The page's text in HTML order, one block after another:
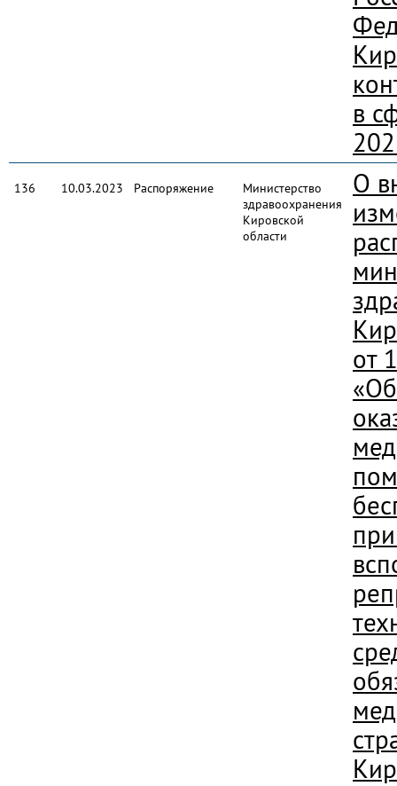
в
136 10.03.2023 Распоряжение
Министерство
здравоохранения
Кировской
области
О
от